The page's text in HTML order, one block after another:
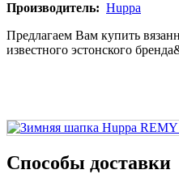
Производитель: Huppa
Предлагаем Вам купить
известного эстонского
Способы доставки